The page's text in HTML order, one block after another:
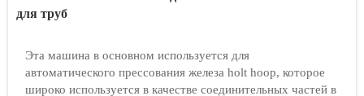
для труб
Эта машина в основном используется для
автоматического прессования железа holt hoop, которое
широко используется в качестве соединительных частей в